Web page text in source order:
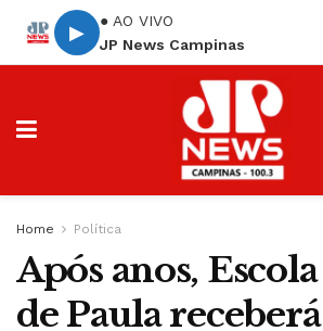
▶
● AO VIVO
JP News Campinas
Home Política
Após anos,
de Paula